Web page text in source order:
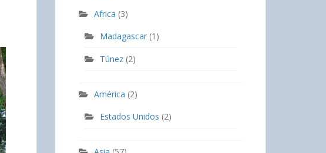
Africa (3)
Madagascar (1)
Túnez (2)
América (2)
Estados Unidos (2)